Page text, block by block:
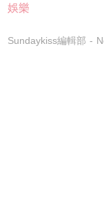
娛樂
Sundaykiss編輯部